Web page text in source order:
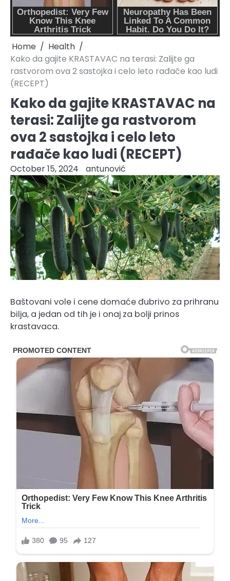
Home
Health
Kako da gajite KRASTAVAC na terasi: Zalijte ga
rastvorom ova 2 sastojka i celo leto rađače kao ludi
(RECEPT)
Kako da gajite KRASTAVAC na
terasi: Zalijte ga rastvorom
ova 2 sastojka i celo leto
rađače kao ludi (RECEPT)
October 15, 2024 antunović
Baštovani vole i cene domaće đubrivo za prihranu
bilja, a jedan od tih je i onaj za bolji prinos
krastavaca.